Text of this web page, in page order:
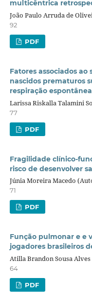
multicêntrica
João Paulo Arruda de
92
PDF
Fatores associados
nascidos prematuros
respiração espontânea
Larissa Riskalla Talamini
77
PDF
Fragilidade clínico-
risco de desenvolver
Júnia Moreira Macedo
71
PDF
Função pulmonar e e
jogadores brasileiros
Atilla Brandon Sousa
64
PDF